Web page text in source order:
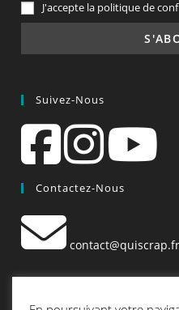
J'accepte la politique de
Suivez-Nous
Contactez-Nous
contact@quiscrap.fr